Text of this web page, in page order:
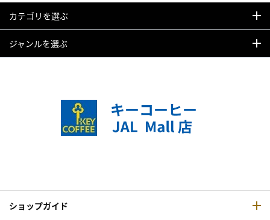
カテゴリを選ぶ
ジャンルを選ぶ
ショップガイド